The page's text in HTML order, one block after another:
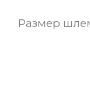
Размер